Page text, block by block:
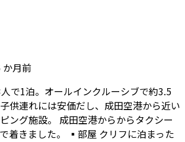
か月前
で1泊。オールインクルーシブで約3.5
供連れには安価だし、成田空港から近い
ング施設。 成田空港からからタクシー
着きました。 ▪️部屋 クリフに泊まった